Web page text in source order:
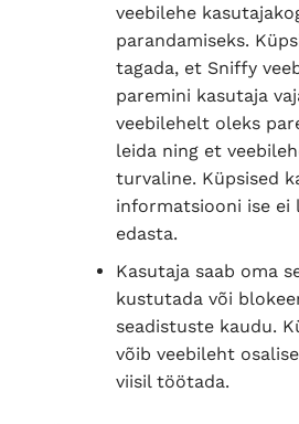
veebilehe
parandamiseks.
tagada, et Sniffy
paremini kasutaja
veebilehelt oleks
leida ning et
turvaline. Küpsised
informatsiooni ise ei
edasta.
Kasutaja saab oma
kustutada või
seadistuste kaudu.
võib veebileht
viisil töötada.